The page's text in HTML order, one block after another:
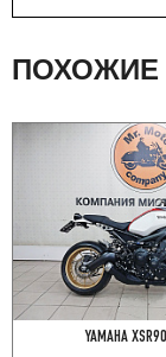
ПОХОЖИЕ
YAMAHA